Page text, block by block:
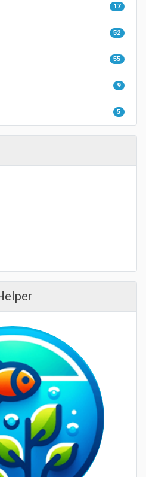
17
52
55
9
5